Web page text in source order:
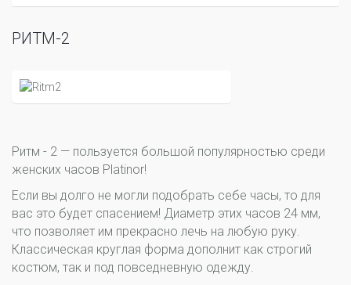
РИТМ-2
Ритм - 2 — пользуется большой популярностью среди
женских часов Platinor!
Если вы долго не могли подобрать себе часы, то для
вас это будет спасением! Диаметр этих часов 24 мм,
что позволяет им прекрасно лечь на любую руку.
Классическая круглая форма дополнит как строгий
костюм, так и под повседневную одежду.